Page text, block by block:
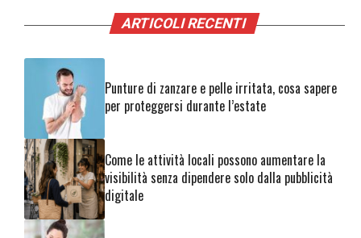
ARTICOLI RECENTI
Punture di zanzare e pelle irritata, cosa sapere
per proteggersi durante l’estate
Come le attività locali possono aumentare la
visibilità senza dipendere solo dalla pubblicità
digitale